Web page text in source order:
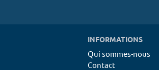
INFORMATIONS
Qui sommes-nous
Contact